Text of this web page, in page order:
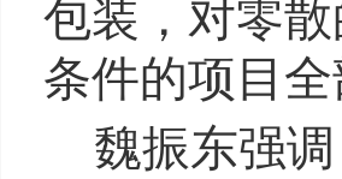
包装，对零
条件的项目
魏振东强